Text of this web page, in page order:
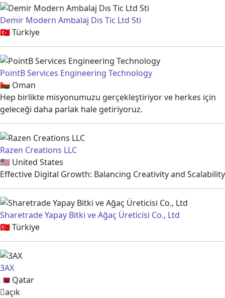
Demir Modern Ambalaj Dıs Tic Ltd Sti
🇹🇷Türkiye
PointB Services Engineering Technology
🇴🇲 Oman
Hep birlikte misyonumuzu gerçekleştiriyor ve herkes için
geleceği daha parlak hale getiriyoruz.
Razen Creations LLC
🇺🇸 United States
Effective Digital Growth: Balancing Creativity and Scalability
Sharetrade Yapay Bitki ve Ağaç Üreticisi Co., Ltd
🇹🇷Türkiye
3AX
🇶🇦 Qatar
açık